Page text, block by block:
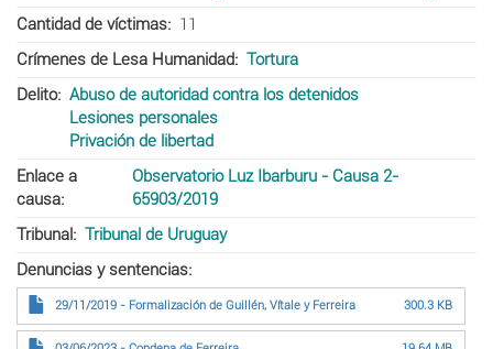
Cantidad de víctimas
11
Crímenes de Lesa Humanidad
Tortura
Delito
Abuso de autoridad contra los detenidos
Lesiones personales
Privación de libertad
Enlace a
causa
Observatorio Luz Ibarburu - Causa 2-
65903/2019
Tribunal
Tribunal de Uruguay
Denuncias y sentencias
29/11/2019 - Formalización de Guillén, Vítale y Ferreira 300.3 KB